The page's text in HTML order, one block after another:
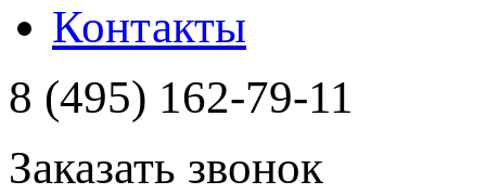
Контакты
8 (495) 162-79-11
Заказать звонок